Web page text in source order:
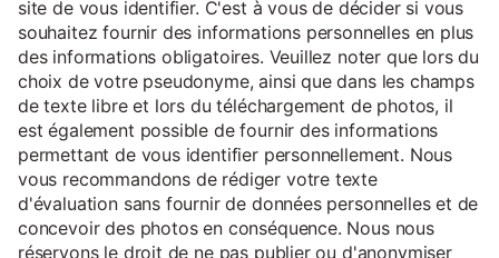
site de vous identifier. C'est à vous de décider si vous
souhaitez fournir des informations personnelles en plus
des informations obligatoires. Veuillez noter que lors du
choix de votre pseudonyme, ainsi que dans les champs
de texte libre et lors du téléchargement de photos, il
est également possible de fournir des informations
permettant de vous identifier personnellement. Nous
vous recommandons de rédiger votre texte
d'évaluation sans fournir de données personnelles et de
concevoir des photos en conséquence. Nous nous
réservons le droit de ne pas publier ou d'anonymiser